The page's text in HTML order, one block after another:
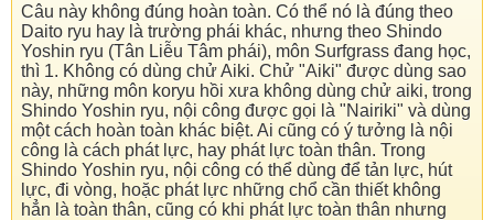
Câu này không đúng hoàn toàn. Có thể nó là đúng theo
Daito ryu hay là trường phái khác, nhưng theo Shindo
Yoshin ryu (Tân Liễu Tâm phái), môn Surfgrass đang học,
thì 1. Không có dùng chử Aiki. Chử "Aiki" được dùng sao
này, những môn koryu hồi xưa không dùng chử aiki, trong
Shindo Yoshin ryu, nội công được gọi là "Nairiki" và dùng
một cách hoàn toàn khác biệt. Ai cũng có ý tưởng là nội
công là cách phát lực, hay phát lực toàn thân. Trong
Shindo Yoshin ryu, nội công có thể dùng để tản lực, hút
lực, đi vòng, hoặc phát lực những chổ cần thiết không
hẳn là toàn thân, cũng có khi phát lực toàn thân nhưng